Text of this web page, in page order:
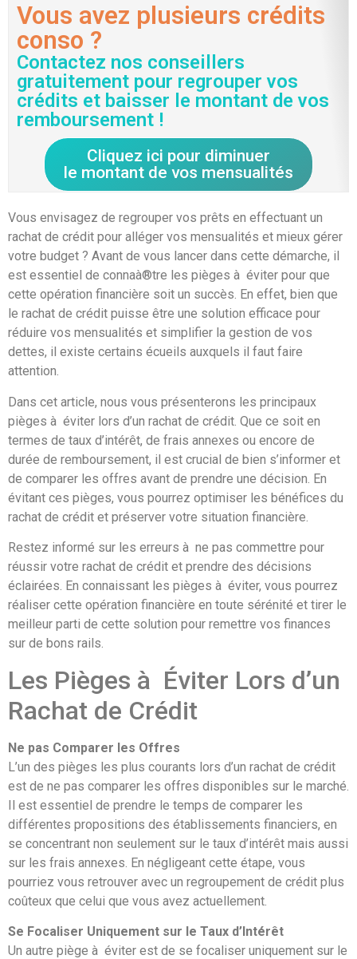
Vous avez plusieurs crédits
conso ?
Contactez nos conseillers
gratuitement pour regrouper vos
crédits et baisser le montant de vos
remboursement !
Cliquez ici pour diminuer
le montant de vos mensualités
Vous envisagez de regrouper vos prêts en effectuant un
rachat de crédit pour alléger vos mensualités et mieux gérer
votre budget ? Avant de vous lancer dans cette démarche, il
est essentiel de connaà®tre les pièges à éviter pour que
cette opération financière soit un succès. En effet, bien que
le rachat de crédit puisse être une solution efficace pour
réduire vos mensualités et simplifier la gestion de vos
dettes, il existe certains écueils auxquels il faut faire
attention.
Dans cet article, nous vous présenterons les principaux
pièges à éviter lors d’un rachat de crédit. Que ce soit en
termes de taux d’intérêt, de frais annexes ou encore de
durée de remboursement, il est crucial de bien s’informer et
de comparer les offres avant de prendre une décision. En
évitant ces pièges, vous pourrez optimiser les bénéfices du
rachat de crédit et préserver votre situation financière.
Restez informé sur les erreurs à ne pas commettre pour
réussir votre rachat de crédit et prendre des décisions
éclairées. En connaissant les pièges à éviter, vous pourrez
réaliser cette opération financière en toute sérénité et tirer le
meilleur parti de cette solution pour remettre vos finances
sur de bons rails.
Les Pièges à Éviter Lors d’un
Rachat de Crédit
Ne pas Comparer les Offres
L’un des pièges les plus courants lors d’un rachat de crédit
est de ne pas comparer les offres disponibles sur le marché.
Il est essentiel de prendre le temps de comparer les
différentes propositions des établissements financiers, en
se concentrant non seulement sur le taux d’intérêt mais aussi
sur les frais annexes. En négligeant cette étape, vous
pourriez vous retrouver avec un regroupement de crédit plus
coûteux que celui que vous avez actuellement.
Se Focaliser Uniquement sur le Taux d’Intérêt
Un autre piège à éviter est de se focaliser uniquement sur le